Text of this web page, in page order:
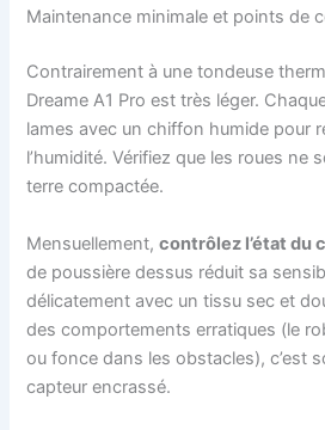
Maintenance minimale et points de
Contrairement à une tondeuse
Dreame A1 Pro est très léger.
lames avec un chiffon humide pour
l’humidité. Vérifiez que les roues ne
terre compactée.
Mensuellement,contrôlez l’état du
de poussière dessus réduit sa
délicatement avec un tissu sec et
des comportements erratiques (le
ou fonce dans les obstacles), c’est
capteur encrassé.